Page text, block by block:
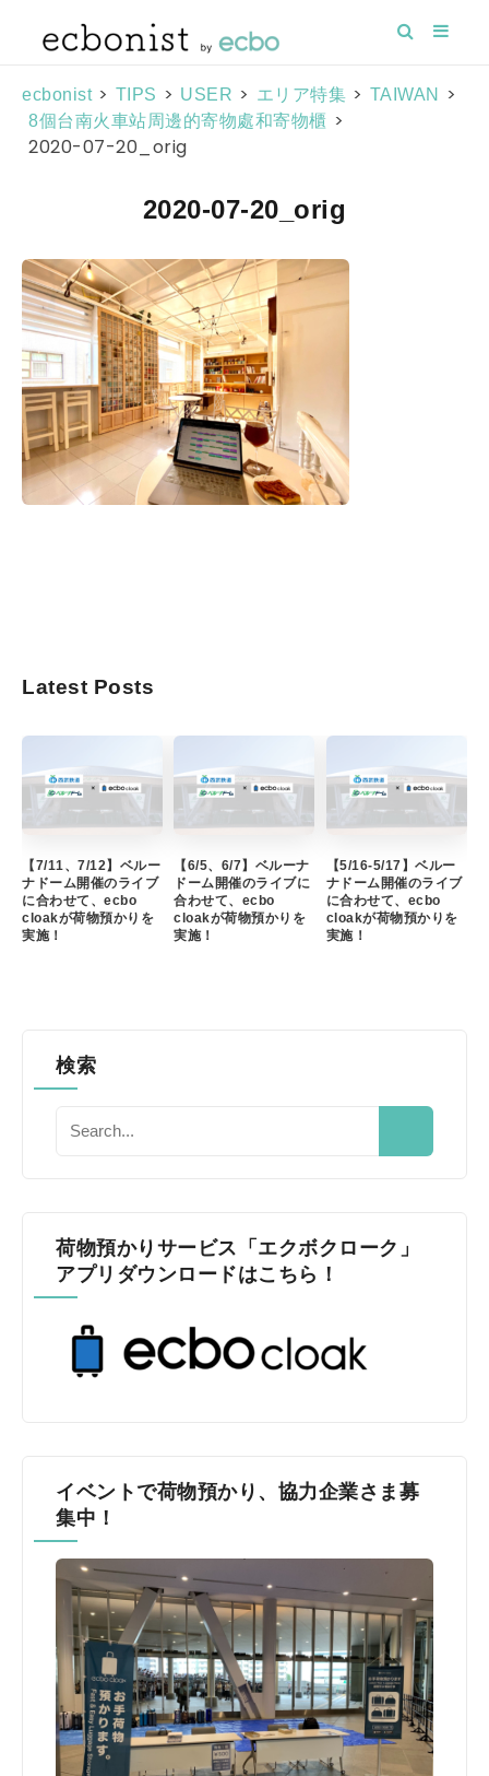
ecbonist > TIPS > USER > エリア特集 > TAIWAN >
8個台南火車站周邊的寄物處和寄物櫃 >
2020-07-20_orig
2020-07-20_orig
Latest Posts
【7/11、7/12】ベルー
ナドーム開催のライブ
に合わせて、ecbo
cloakが荷物預かりを
実施！
【6/5、6/7】ベルーナ
ドーム開催のライブに
合わせて、ecbo
cloakが荷物預かりを
実施！
【5/16-5/17】ベルー
ナドーム開催のライブ
に合わせて、ecbo
cloakが荷物預かりを
実施！
検索
荷物預かりサービス「エクボクローク」
アプリダウンロードはこちら！
イベントで荷物預かり、協力企業さま募
集中！